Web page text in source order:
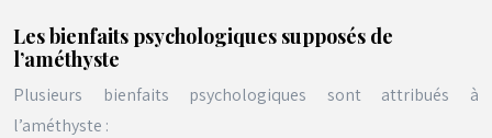
Les bienfaits psychologiques supposés de
l’améthyste
Plusieurs bienfaits psychologiques sont attribués à
l’améthyste :